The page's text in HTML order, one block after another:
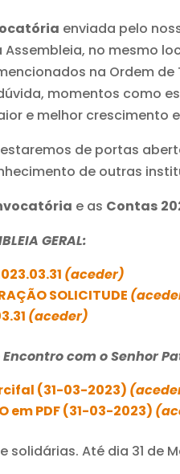
enviada pelo
no mesmo
na Ordem
momentos como
e melhor crescimento
estaremos de portas
de outras
e as Contas
GERAL:
(aceder)
SOLICITUDE
(aceder)
com o Senhor
(31-03-2023)
em PDF (31-03-2023)
solidárias. Até dia 31 de